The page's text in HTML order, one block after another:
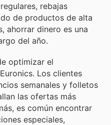
rebajas
de productos de alta
ahorrar dinero es una
del año.
optimizar el
Los clientes
semanales y folletos
las ofertas más
es común encontrar
especiales,